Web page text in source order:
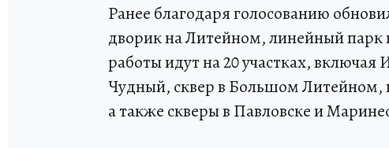
Ранее благодаря голосованию
дворик на Литейном, линейный
работы идут на 20 участках,
Чудный, сквер в Большом Литейном,
а также скверы в Павловске и